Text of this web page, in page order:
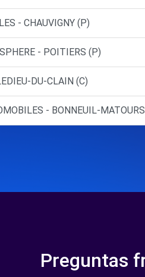
- CHAUVIGNY (P)
- POITIERS (P)
DU-CLAIN (C)
- BONNEUIL-
Preguntas